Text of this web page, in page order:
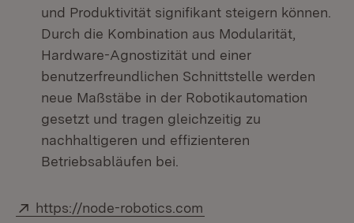
und Produktivität signifikant steigern können.
Durch die Kombination aus Modularität,
Hardware-Agnostizität und einer
benutzerfreundlichen Schnittstelle werden
neue Maßstäbe in der Robotikautomation
gesetzt und tragen gleichzeitig zu
nachhaltigeren und effizienteren
Betriebsabläufen bei.
Extern:
https://node-robotics.com